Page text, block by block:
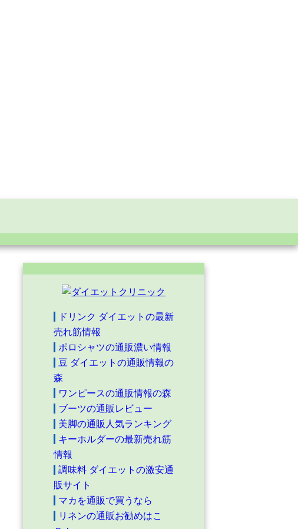
ドリンク ダイエットの最新
売れ筋情報
ポロシャツの通販濃い情報
豆 ダイエットの通販情報の
森
ワンピースの通販情報の森
ブーツの通販レビュー
美脚の通販人気ランキング
キーホルダーの最新売れ筋
情報
調味料 ダイエットの激安通
販サイト
マカを通販で買うなら
リネンの通販お勧めはこ